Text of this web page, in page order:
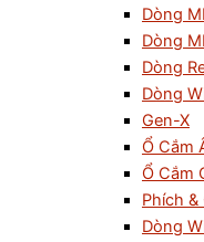
Dòng
Dòng
Dòng
Dòng
Gen-X
Ổ Cắm
Ổ Cắm
Phích &
Dòng